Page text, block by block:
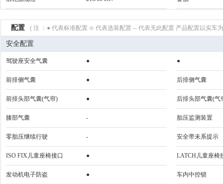
配置 ( 注 ：● 代表标准配置 ⊙ 代表选装配置 -- 代表无此配置 产品配置以实车
安全配置
驾驶座安全气囊 ● ●
前排侧气囊 ● 后排侧气囊
前排头部气囊(气帘) ● 后排头部气囊(气
膝部气囊 - 胎压监测装置
零胎压继续行驶 - 安全带未系提示
ISO FIX儿童座椅接口 ● LATCH儿童座椅
发动机电子防盗 ● 车内中控锁